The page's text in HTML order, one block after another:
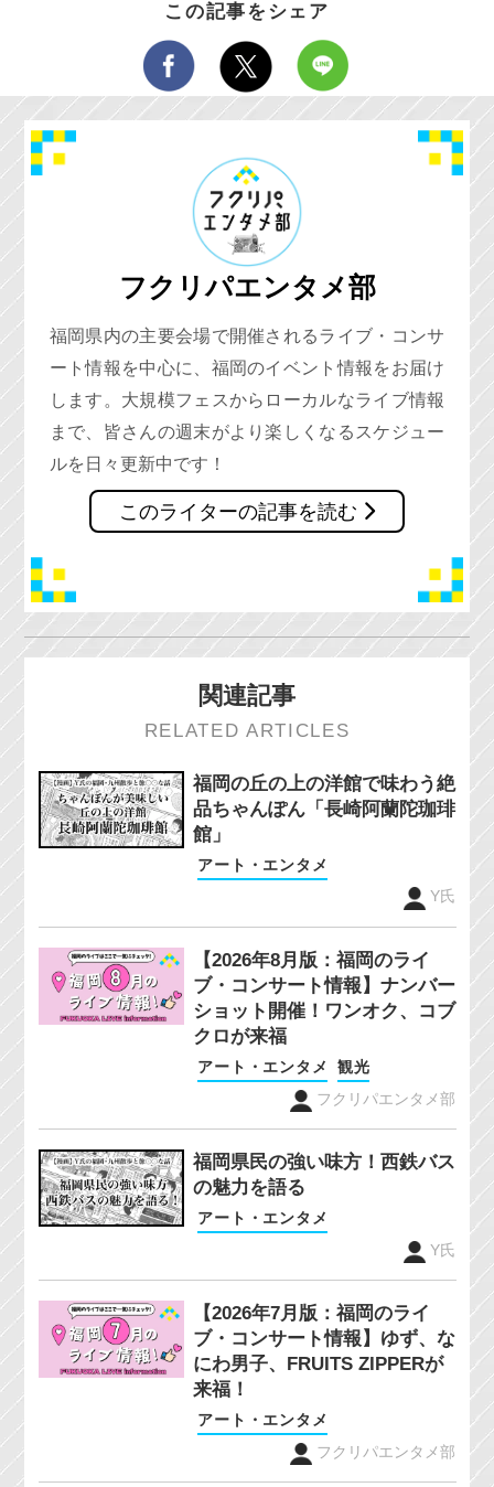
この記事をシェア
フクリパエンタメ部
福岡県内の主要会場で開催されるライブ・コンサ
ート情報を中心に、福岡のイベント情報をお届け
します。大規模フェスからローカルなライブ情報
まで、皆さんの週末がより楽しくなるスケジュー
ルを日々更新中です！
このライターの記事を読む
関連記事
RELATED ARTICLES
福岡の丘の上の洋館で味わう絶
品ちゃんぽん「長崎阿蘭陀珈琲
館」
アート・エンタメ
Y氏
【2026年8月版：福岡のライ
ブ・コンサート情報】ナンバー
ショット開催！ワンオク、コブ
クロが来福
アート・エンタメ
観光
フクリパエンタメ部
福岡県民の強い味方！西鉄バス
の魅力を語る
アート・エンタメ
Y氏
【2026年7月版：福岡のライ
ブ・コンサート情報】ゆず、な
にわ男子、FRUITS ZIPPERが
来福！
アート・エンタメ
フクリパエンタメ部